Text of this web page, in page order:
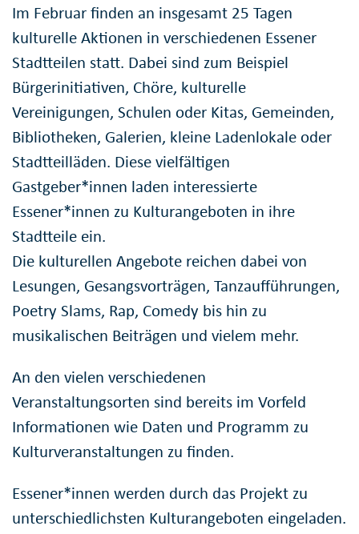
Im Februar finden an insgesamt 25 Tagen
kulturelle Aktionen in verschiedenen Essener
Stadtteilen statt. Dabei sind zum Beispiel
Bürgerinitiativen, Chöre, kulturelle
Vereinigungen, Schulen oder Kitas, Gemeinden,
Bibliotheken, Galerien, kleine Ladenlokale oder
Stadtteilläden. Diese vielfältigen
Gastgeber*innen laden interessierte
Essener*innen zu Kulturangeboten in ihre
Stadtteile ein.
Die kulturellen Angebote reichen dabei von
Lesungen, Gesangsvorträgen, Tanzaufführungen,
Poetry Slams, Rap, Comedy bis hin zu
musikalischen Beiträgen und vielem mehr.
An den vielen verschiedenen
Veranstaltungsorten sind bereits im Vorfeld
Informationen wie Daten und Programm zu
Kulturveranstaltungen zu finden.
Essener*innen werden durch das Projekt zu
unterschiedlichsten Kulturangeboten eingeladen.